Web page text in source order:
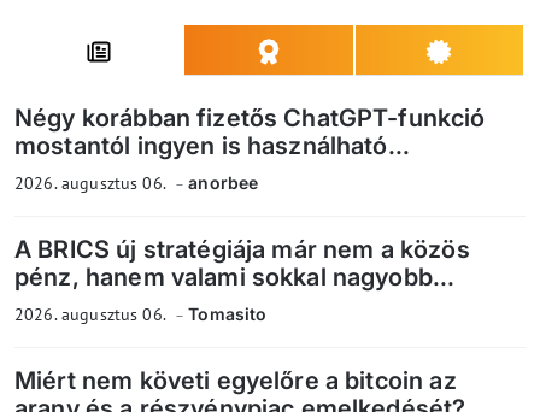
Négy korábban fizetős ChatGPT-funkció
mostantól ingyen is használható...
2026. augusztus 06. anorbee
A BRICS új stratégiája már nem a közös
pénz, hanem valami sokkal nagyobb...
2026. augusztus 06. Tomasito
Miért nem követi egyelőre a bitcoin az